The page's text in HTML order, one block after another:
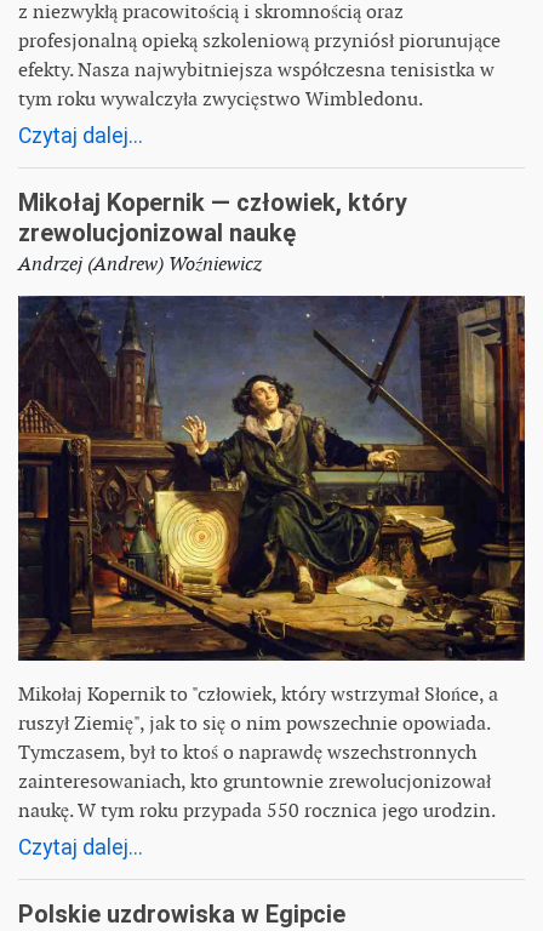
z niezwykłą pracowitością i skromnością oraz
profesjonalną opieką szkoleniową przyniósł piorunujące
efekty. Nasza najwybitniejsza współczesna tenisistka w
tym roku wywalczyła zwycięstwo Wimbledonu.
Czytaj dalej...
Mikołaj Kopernik — człowiek, który
zrewolucjonizowal naukę
Andrzej (Andrew) Woźniewicz
Mikołaj Kopernik to "człowiek, który wstrzymał Słońce, a
ruszył Ziemię", jak to się o nim powszechnie opowiada.
Tymczasem, był to ktoś o naprawdę wszechstronnych
zainteresowaniach, kto gruntownie zrewolucjonizował
naukę. W tym roku przypada 550 rocznica jego urodzin.
Czytaj dalej...
Polskie uzdrowiska w Egipcie